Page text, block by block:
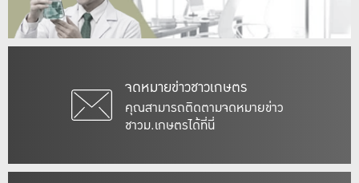
จดหมายข่าวชาวเกษตร
คุณสามารถติดตามจดหมายข่าว
ชาวม.เกษตรได้ที่นี่